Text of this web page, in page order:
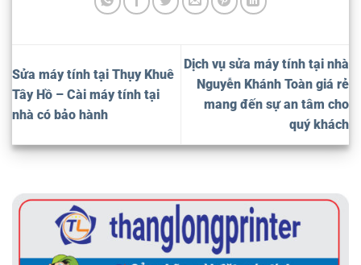
Sửa máy tính tại Thụy Khuê
Tây Hồ – Cài máy tính tại
nhà có bảo hành
Dịch vụ sửa máy tính tại nhà
Nguyễn Khánh Toàn giá rẻ
mang đến sự an tâm cho
quý khách